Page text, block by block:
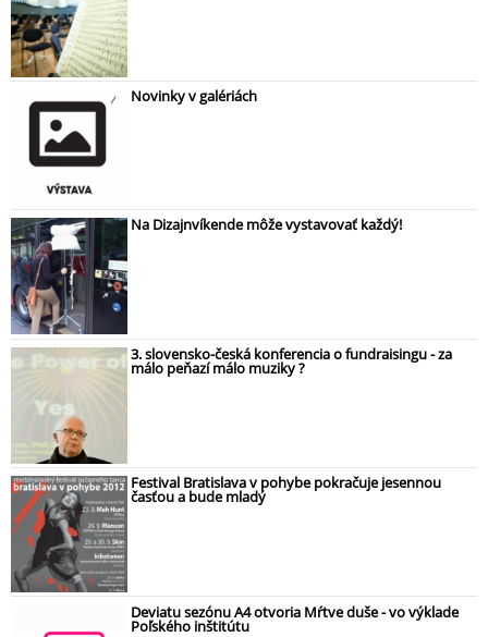
Novinky v galériách
Na Dizajnvíkende môže vystavovať každý!
3. slovensko-česká konferencia o fundraisingu - za
málo peňazí málo muziky ?
Festival Bratislava v pohybe pokračuje jesennou
časťou a bude mladý
Deviatu sezónu A4 otvoria Mŕtve duše - vo výklade
Poľského inštitútu